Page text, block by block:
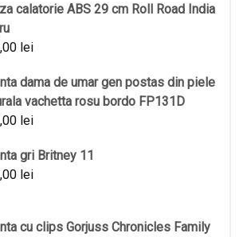
calatorie ABS 29 cm Roll Road India
lei
dama de umar gen postas din piele
vachetta rosu bordo FP131D
lei
gri Britney 11
lei
cu clips Gorjuss Chronicles Family